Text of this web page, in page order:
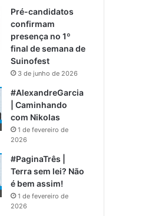
Pré-candidatos
confirmam
presença no 1º
final de semana de
Suinofest
3 de junho de 2026
#AlexandreGarcia
| Caminhando
com Nikolas
1 de fevereiro de
2026
#PaginaTrês |
Terra sem lei? Não
é bem assim!
1 de fevereiro de
2026